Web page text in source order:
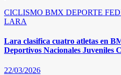
CICLISMO BMX DEPORTE
LARA
Lara clasifica cuatro atletas en
Deportivos Nacionales Juveniles
22/03/2026